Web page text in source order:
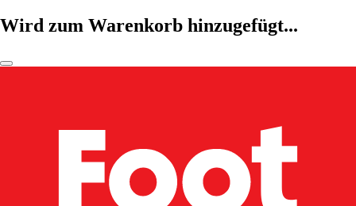
Wird zum Warenkorb hinzugefügt...